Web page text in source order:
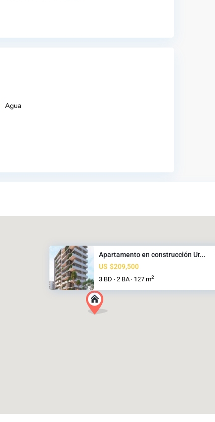
Agua
Apartamento en construcción Ur...
US $209,500
3 BD · 2 BA · 127 m2
las
Los